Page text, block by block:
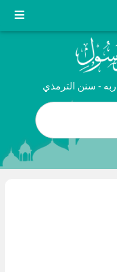
ربه - سنن الترمذي